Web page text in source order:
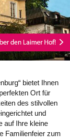
bietet Ihnen
Ort für
des stilvollen
und
auf Ihre kleine
Familienfeier zum